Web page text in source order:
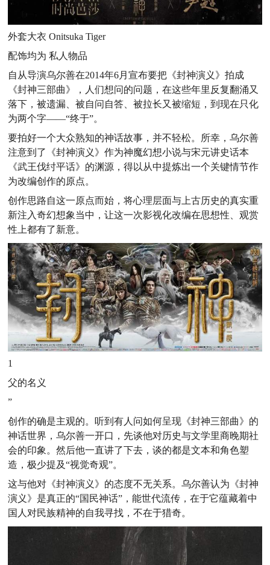
外套大衣 Onitsuka Tiger
配饰均为 私人物品
自从导演乌尔善在2014年6月宣布要把《封神演义》拍成
《封神三部曲》，人们想问的问题，在这些年里反复翻涌又
落下，被遗漏、被自问自答、被拉长又被缩短，到现在只化
为两个字——“终于”。
要拍好一个大众熟知的神话故事，并不轻松。所幸，乌尔善
注意到了《封神演义》作为神魔幻想小说与宋元讲史话本
《武王伐纣平话》的渊源，得以从中提炼出一个关键情节作
为改编创作的原点。
创作思路自这一原点而始，将心理层面与上古历史的真实重
新注入奇幻想象当中，让这一次影视化改编在思想性、观赏
性上都有了新意。
1
父的名义
”
创作的确是主观的。 听到有人问如何呈现《封神三部曲》的
神话世界，乌尔善一开口，先谈他对历史与文学里商晚期社
会的印象。然后他一直讲了下去，谈的都是文本和角色塑
造，极少提及“视觉奇观”。
这与他对《封神演义》的态度不无关系。乌尔善认为《封神
演义》是真正的“国民神话”，能世代流传，在于它蕴藏着中
国人对民族精神的自我寻找，不在于猎奇。